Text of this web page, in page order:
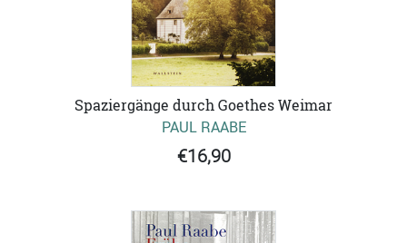
Spaziergänge durch Goethes Weimar
PAUL RAABE
€16,90